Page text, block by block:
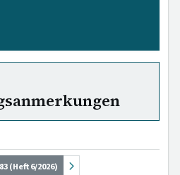
(Heft 6/2026)